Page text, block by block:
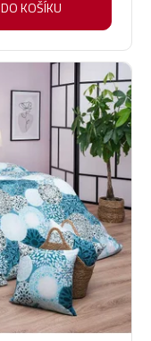
DO KOŠÍKU